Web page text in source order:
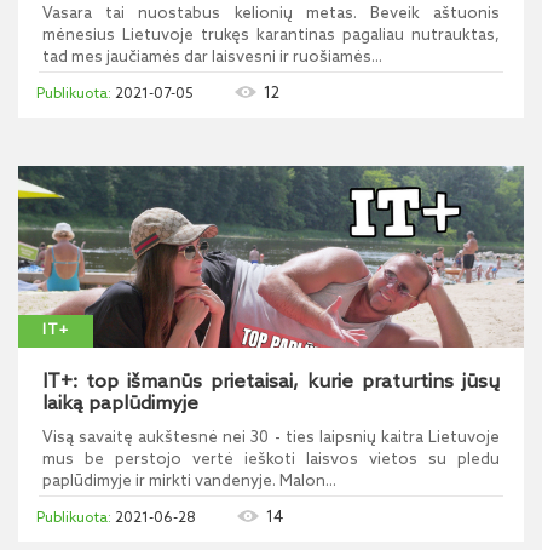
Vasara tai nuostabus kelionių metas. Beveik aštuonis
mėnesius Lietuvoje trukęs karantinas pagaliau nutrauktas,
tad mes jaučiamės dar laisvesni ir ruošiamės...
2021-07-05 12
IT+
IT+: top išmanūs prietaisai, kurie praturtins jūsų
laiką paplūdimyje
Visą savaitę aukštesnė nei 30 - ties laipsnių kaitra Lietuvoje
mus be perstojo vertė ieškoti laisvos vietos su pledu
paplūdimyje ir mirkti vandenyje. Malon...
2021-06-28 14